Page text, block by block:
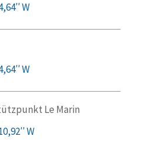
W
W
Le Marin
W